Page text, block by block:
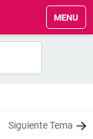
MENU
Siguiente Tema